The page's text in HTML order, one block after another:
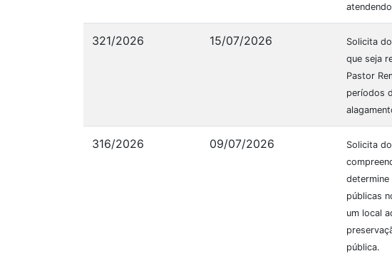
321/2026 15/07/2026
Solicita
que seja
Pastor
períodos
316/2026 09/07/2026
Solicita
determine
públicas
um local
pública.